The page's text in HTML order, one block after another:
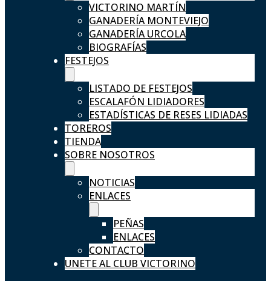
VICTORINO MARTÍN
GANADERÍA MONTEVIEJO
GANADERÍA URCOLA
BIOGRAFÍAS
FESTEJOS
LISTADO DE FESTEJOS
ESCALAFÓN LIDIADORES
ESTADÍSTICAS DE RESES LIDIADAS
TOREROS
TIENDA
SOBRE NOSOTROS
NOTICIAS
ENLACES
PEÑAS
ENLACES
CONTACTO
UNETE AL CLUB VICTORINO